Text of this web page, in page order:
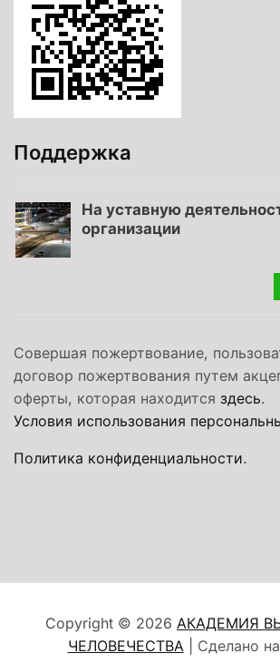
Поддержка
На уставную
организации
Совершая пожертвование,
договор пожертвования путем
оферты, которая находится здесь.
Условия использования
Политика конфиденциальности.
Copyright © 2026 АКАДЕМИЯ
ЧЕЛОВЕЧЕСТВА | Сделано